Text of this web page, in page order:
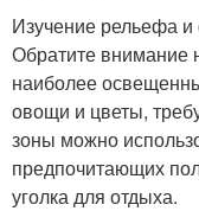
Изучение рельефа
Обратите внимание
наиболее
овощи и цветы,
зоны можно
предпочитающих
уголка для отдыха.